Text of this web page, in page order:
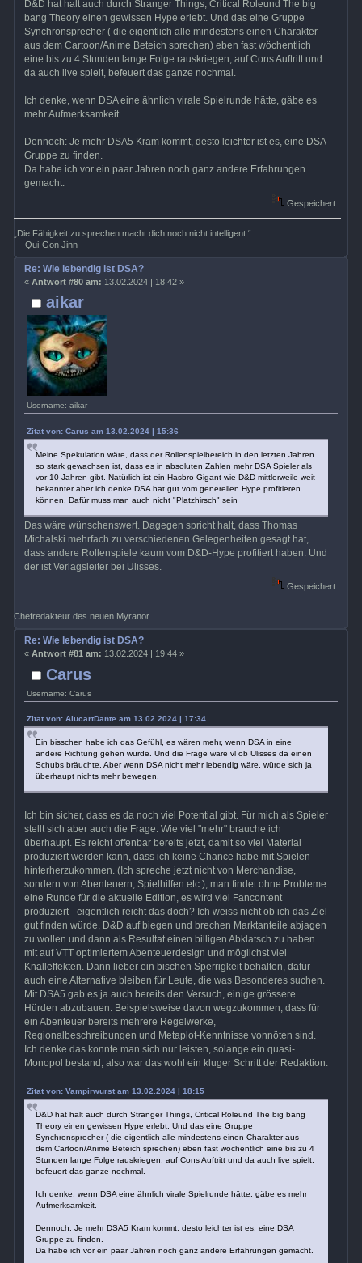
D&D hat halt auch durch Stranger Things, Critical Roleund The big
bang Theory einen gewissen Hype erlebt. Und das eine Gruppe
Synchronsprecher ( die eigentlich alle mindestens einen Charakter
aus dem Cartoon/Anime Beteich sprechen) eben fast wöchentlich
eine bis zu 4 Stunden lange Folge rauskriegen, auf Cons Auftritt und
da auch live spielt, befeuert das ganze nochmal.
Ich denke, wenn DSA eine ähnlich virale Spielrunde hätte, gäbe es
mehr Aufmerksamkeit.
Dennoch: Je mehr DSA5 Kram kommt, desto leichter ist es, eine DSA
Gruppe zu finden.
Da habe ich vor ein paar Jahren noch ganz andere Erfahrungen
gemacht.
Gespeichert
„Die Fähigkeit zu sprechen macht dich noch nicht intelligent.“
— Qui-Gon Jinn
aikar
Username: aikar
Re: Wie lebendig ist DSA?
« Antwort #80 am: 13.02.2024 | 18:42 »
Zitat von: Carus am 13.02.2024 | 15:36
Meine Spekulation wäre, dass der Rollenspielbereich in den letzten Jahren
so stark gewachsen ist, dass es in absoluten Zahlen mehr DSA Spieler als
vor 10 Jahren gibt. Natürlich ist ein Hasbro-Gigant wie D&D mittlerweile weit
bekannter aber ich denke DSA hat gut vom generellen Hype profitieren
können. Dafür muss man auch nicht "Platzhirsch" sein
Das wäre wünschenswert. Dagegen spricht halt, dass Thomas
Michalski mehrfach zu verschiedenen Gelegenheiten gesagt hat,
dass andere Rollenspiele kaum vom D&D-Hype profitiert haben. Und
der ist Verlagsleiter bei Ulisses.
Gespeichert
Chefredakteur des neuen Myranor.
Carus
Username: Carus
Re: Wie lebendig ist DSA?
« Antwort #81 am: 13.02.2024 | 19:44 »
Zitat von: AlucartDante am 13.02.2024 | 17:34
Ein bisschen habe ich das Gefühl, es wären mehr, wenn DSA in eine
andere Richtung gehen würde. Und die Frage wäre vl ob Ulisses da einen
Schubs bräuchte. Aber wenn DSA nicht mehr lebendig wäre, würde sich ja
überhaupt nichts mehr bewegen.
Ich bin sicher, dass es da noch viel Potential gibt. Für mich als Spieler
stellt sich aber auch die Frage: Wie viel "mehr" brauche ich
überhaupt. Es reicht offenbar bereits jetzt, damit so viel Material
produziert werden kann, dass ich keine Chance habe mit Spielen
hinterherzukommen. (Ich spreche jetzt nicht von Merchandise,
sondern von Abenteuern, Spielhilfen etc.), man findet ohne Probleme
eine Runde für die aktuelle Edition, es wird viel Fancontent
produziert - eigentlich reicht das doch? Ich weiss nicht ob ich das Ziel
gut finden würde, D&D auf biegen und brechen Marktanteile abjagen
zu wollen und dann als Resultat einen billigen Abklatsch zu haben
mit auf VTT optimiertem Abenteuerdesign und möglichst viel
Knalleffekten. Dann lieber ein bischen Sperrigkeit behalten, dafür
auch eine Alternative bleiben für Leute, die was Besonderes suchen.
Mit DSA5 gab es ja auch bereits den Versuch, einige grössere
Hürden abzubauen. Beispielsweise davon wegzukommen, dass für
ein Abenteuer bereits mehrere Regelwerke,
Regionalbeschreibungen und Metaplot-Kenntnisse vonnöten sind.
Ich denke das konnte man sich nur leisten, solange ein quasi-
Monopol bestand, also war das wohl ein kluger Schritt der Redaktion.
Zitat von: Vampirwurst am 13.02.2024 | 18:15
D&D hat halt auch durch Stranger Things, Critical Roleund The big bang
Theory einen gewissen Hype erlebt. Und das eine Gruppe
Synchronsprecher ( die eigentlich alle mindestens einen Charakter aus
dem Cartoon/Anime Beteich sprechen) eben fast wöchentlich eine bis zu 4
Stunden lange Folge rauskriegen, auf Cons Auftritt und da auch live spielt,
befeuert das ganze nochmal.
Ich denke, wenn DSA eine ähnlich virale Spielrunde hätte, gäbe es mehr
Aufmerksamkeit.
Dennoch: Je mehr DSA5 Kram kommt, desto leichter ist es, eine DSA
Gruppe zu finden.
Da habe ich vor ein paar Jahren noch ganz andere Erfahrungen gemacht.